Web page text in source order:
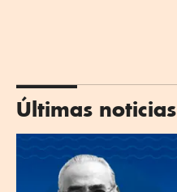
Últimas noticias